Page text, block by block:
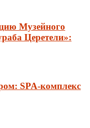
Музейного
Церетели»:
SPA-комплекс